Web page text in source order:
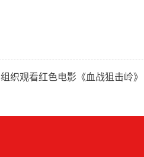
织观看红色电影《血战狙击岭》